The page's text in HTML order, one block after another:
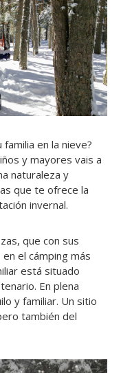
en la nieve?
y mayores vais a
naturaleza y
que te ofrece la
invernal.
que con sus
el cámping más
está situado
En plena
y familiar. Un sitio
también del